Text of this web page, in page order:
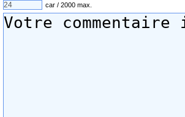
car / 2000 max.